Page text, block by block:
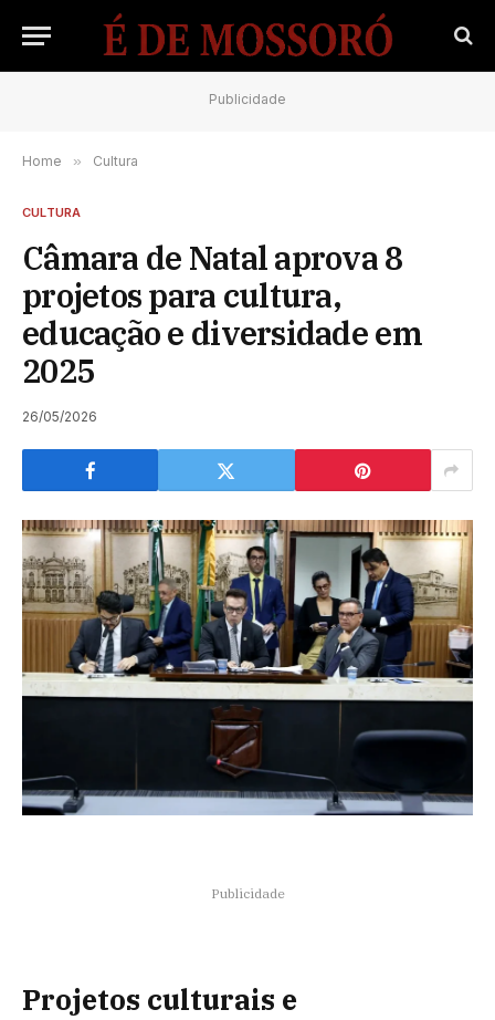
Publicidade
Home » Cultura
CULTURA
Câmara de Natal aprova 8
projetos para cultura,
educação e diversidade em
2025
26/05/2026
Publicidade
Projetos culturais e